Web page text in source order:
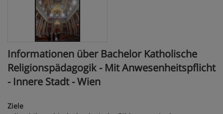
Informationen über Bachelor Katholische
Religionspädagogik - Mit Anwesenheitspflicht
- Innere Stadt - Wien
Ziele